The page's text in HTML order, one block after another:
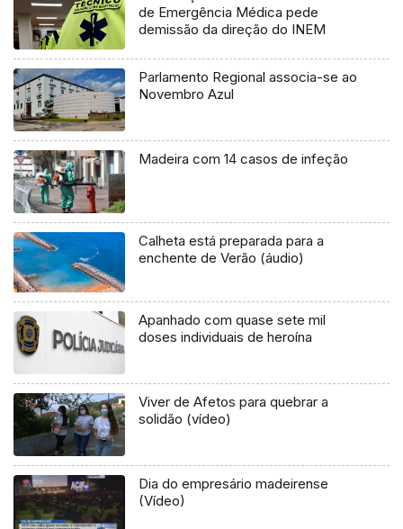
de Emergência Médica pede
demissão da direção do INEM
Parlamento Regional associa-se ao
Novembro Azul
Madeira com 14 casos de infeção
Calheta está preparada para a
enchente de Verão (áudio)
Apanhado com quase sete mil
doses individuais de heroína
Viver de Afetos para quebrar a
solidão (vídeo)
Dia do empresário madeirense
(Vídeo)